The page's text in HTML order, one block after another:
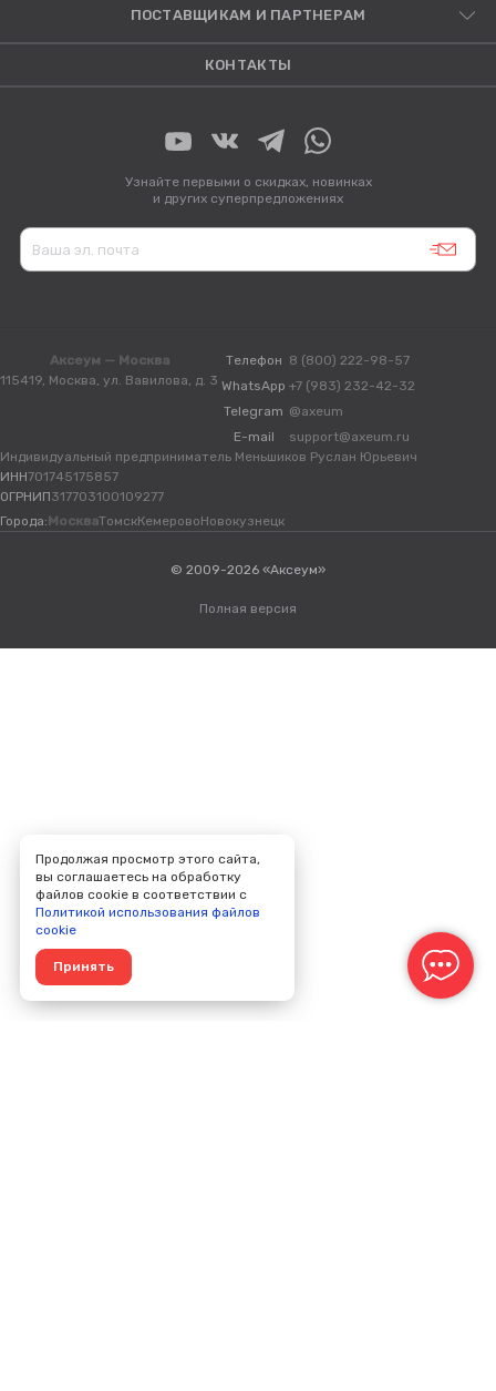
ПОСТАВЩИКАМ И ПАРТНЕРАМ
КОНТАКТЫ
Узнайте первыми о скидках, новинках
и других суперпредложениях
Аксеум — Москва
115419, Москва, ул. Вавилова, д. 3
Телефон 8 (800) 222-98-57
WhatsApp +7 (983) 232-42-32
Telegram @axeum
E-mail
support@axeum.ru
Индивидуальный предприниматель Меньшиков Руслан Юрьевич
ИНН701745175857
ОГРНИП317703100109277
Города: МоскваТомскКемеровоНовокузнецк
© 2009-2026 «Аксеум»
Полная версия
Продолжая просмотр этого сайта,
вы соглашаетесь на обработку
файлов cookie в соответствии с
Политикой использования файлов
cookie
Принять